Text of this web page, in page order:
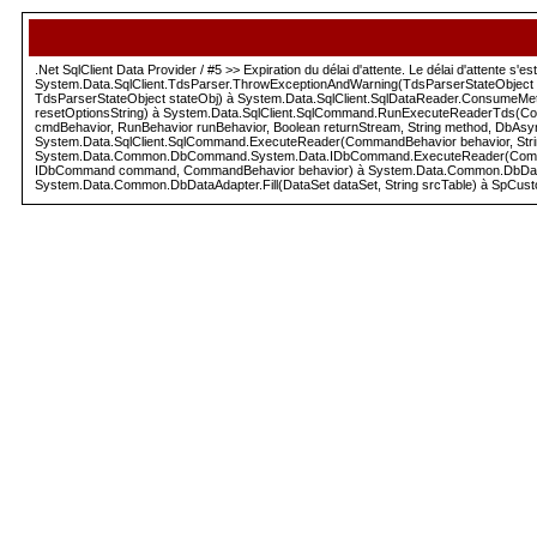
.Net SqlClient Data Provider / #5 >> Expiration du délai d'attente. Le délai d'attente
TdsParserStateObject stateObj) à
resetOptionsString) à
cmdBehavior, RunBehavior runBehavior, Boolean returnStream, String method,
System.Data.SqlClient.SqlCommand.ExecuteReader(CommandBehavior behavior,
IDbCommand command, CommandBehavior behavior) à
System.Data.Common.DbDataAdapter.Fill(DataSet dataSet, String srcTable) à